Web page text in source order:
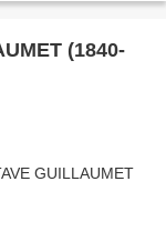
(1840-